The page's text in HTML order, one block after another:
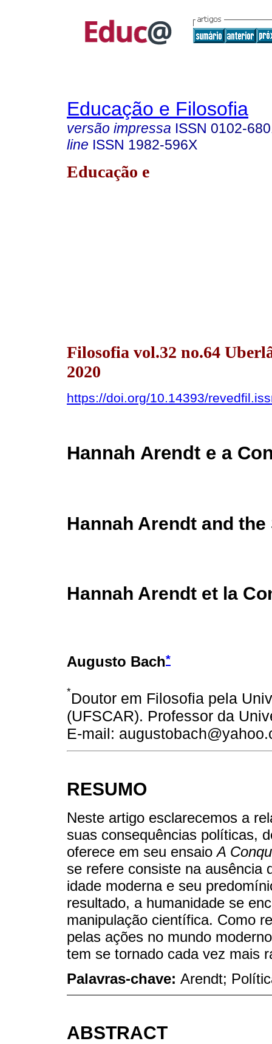
Educação e Filosofia
versão impressa ISSN 0102-
line ISSN 1982-596X
Educação e
Filosofia vol.32 no.64
2020
https://doi.org/10.14393/
Hannah Arendt e a
Hannah Arendt and
Hannah Arendt et la
Augusto Bach*
*Doutor em Filosofia pela
(UFSCAR). Professor da
E-mail:
RESUMO
Neste artigo esclarecemos a
suas consequências políticas,
oferece em seu ensaioA
se refere consiste na ausência
idade moderna e seu
resultado, a humanidade se
manipulação científica. Como
pelas ações no mundo
tem se tornado cada vez mais
Palavras-chave: Arendt;
ABSTRACT